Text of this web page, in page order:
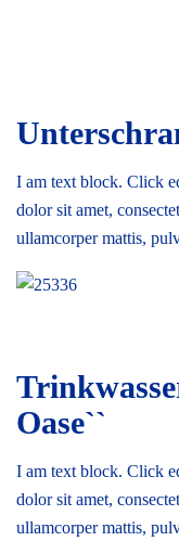
I am text block. Click
dolor sit amet,
ullamcorper mattis,
Oase``
I am text block. Click
dolor sit amet,
ullamcorper mattis,